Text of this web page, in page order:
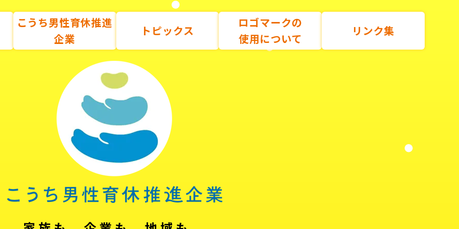
こうち男性育休推進
企業
トピックス
ロゴマークの
使用について
リンク集